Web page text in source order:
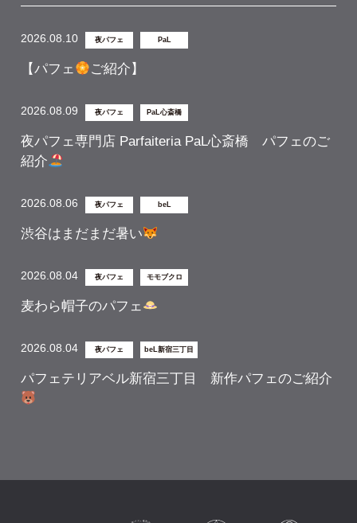
2026.08.10 夜パフェ PaL
【パフェ ご紹介】
2026.08.09 夜パフェ PaL心斎橋
夜パフェ専門店 Parfaiteria PaL心斎橋 パフェのご
紹介
2026.08.06 夜パフェ beL
渋谷はまだまだ暑い
2026.08.04 夜パフェ モモブクロ
麦わら帽子のパフェ
2026.08.04 夜パフェ beL新宿三丁目
パフェテリアベル新宿三丁目 新作パフェのご紹介